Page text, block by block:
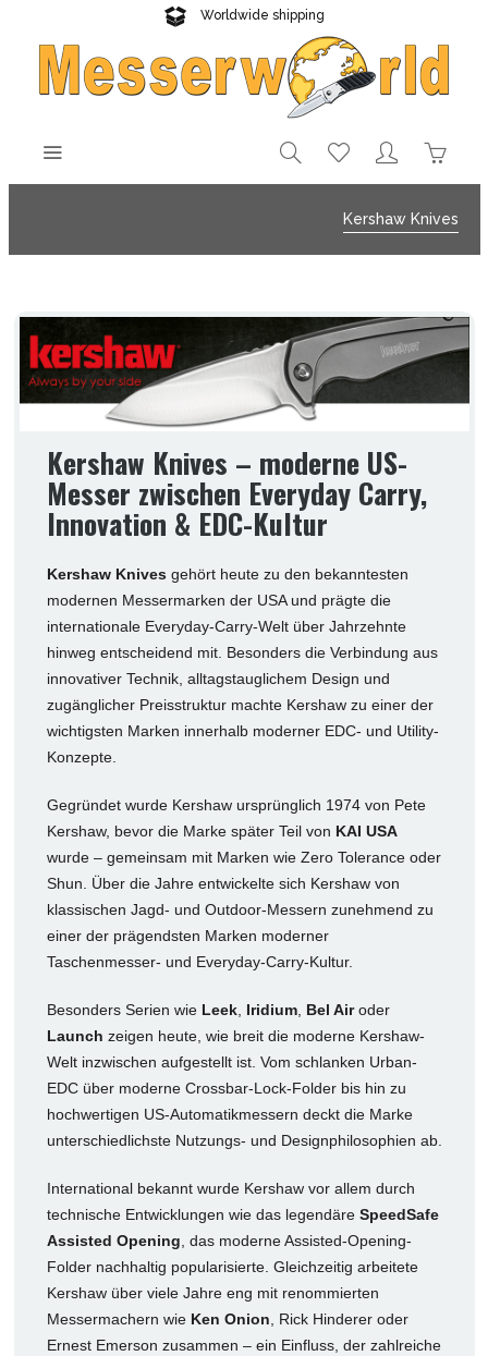
Worldwide shipping
Reliable delivery
Kershaw Knives
Kershaw Knives – moderne US-
Messer zwischen Everyday Carry,
Innovation & EDC-Kultur
Kershaw Knivesgehört heute zu den bekanntesten
modernen Messermarken der USA und prägte die
internationale Everyday-Carry-Welt über Jahrzehnte
hinweg entscheidend mit. Besonders die Verbindung aus
innovativer Technik, alltagstauglichem Design und
zugänglicher Preisstruktur machte Kershaw zu einer der
wichtigsten Marken innerhalb moderner EDC- und Utility-
Konzepte.
Gegründet wurde Kershaw ursprünglich 1974 von Pete
Kershaw, bevor die Marke später Teil von KAI USA
wurde – gemeinsam mit Marken wie Zero Tolerance oder
Shun. Über die Jahre entwickelte sich Kershaw von
klassischen Jagd- und Outdoor-Messern zunehmend zu
einer der prägendsten Marken moderner
Taschenmesser- und Everyday-Carry-Kultur.
Besonders Serien wie Leek, Iridium, Bel Airoder
Launch zeigen heute, wie breit die moderne Kershaw-
Welt inzwischen aufgestellt ist. Vom schlanken Urban-
EDC über moderne Crossbar-Lock-Folder bis hin zu
hochwertigen US-Automatikmessern deckt die Marke
unterschiedlichste Nutzungs- und Designphilosophien ab.
International bekannt wurde Kershaw vor allem durch
technische Entwicklungen wie das legendäre SpeedSafe
Assisted Opening, das moderne Assisted-Opening-
Folder nachhaltig popularisierte. Gleichzeitig arbeitete
Kershaw über viele Jahre eng mit renommierten
Messermachern wie Ken Onion, Rick Hinderer oder
Ernest Emerson zusammen – ein Einfluss, der zahlreiche